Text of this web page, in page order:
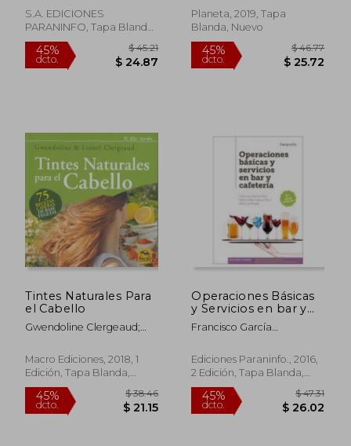
TRAZADOS MANUAL
GEOMETR
S.A. EDICIONES
PARANINFO, Tapa Blanda,
Nuevo
45% $ 45.21
Planeta, 2019, Tapa
Blanda, Nuevo
45% $
Tintes Naturales Para
el Cabello
Gwendoline Clergeaud;
Macro Ediciones, 2018, 1
Edición, Tapa Blanda,
Nuevo
Operaciones Básicas
y Servicios en bar y
Cafetería
Francisco García
Muela,Pedro Pablo García
Ortiz
Ediciones Paraninfo., 2016,
2 Edición, Tapa Blanda,
Nuevo